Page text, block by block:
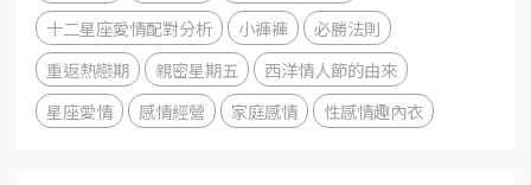
十二星座愛情配對分析
小褲褲
必勝法則
重返熱戀期
親密星期五
西洋情人節的由來
星座愛情
感情經營 家庭感情 性感情趣內衣